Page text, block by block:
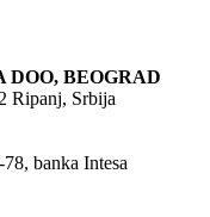
DOO, BEOGRAD
Ripanj, Srbija
banka Intesa